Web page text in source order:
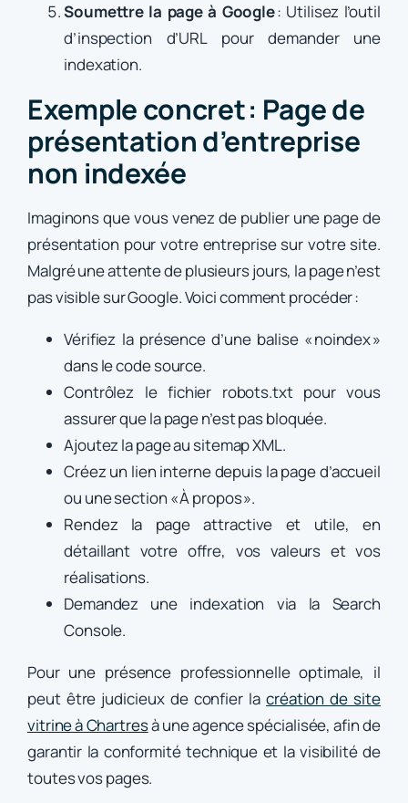
Soumettre la page à Google: Utilisez l’outil
d’inspection d’URL pour demander une
indexation.
Exemple concret : Page de
présentation d’entreprise
non indexée
Imaginons que vous venez de publier une page de
présentation pour votre entreprise sur votre site.
Malgré une attente de plusieurs jours, la page n’est
pas visible sur Google. Voici comment procéder :
Vérifiez la présence d’une balise « noindex »
dans le code source.
Contrôlez le fichier robots.txt pour vous
assurer que la page n’est pas bloquée.
Ajoutez la page au sitemap XML.
Créez un lien interne depuis la page d’accueil
ou une section « À propos ».
Rendez la page attractive et utile, en
détaillant votre offre, vos valeurs et vos
réalisations.
Demandez une indexation via la Search
Console.
Pour une présence professionnelle optimale, il
peut être judicieux de confier lacréation de site
vitrine à Chartresà une agence spécialisée, afin de
garantir la conformité technique et la visibilité de
toutes vos pages.